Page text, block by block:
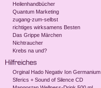
Heilenhandbücher
Quantum Marketing
zugang-zum-selbst
richtiges wirksamens Besten
Das Grippe Märchen
Nichtraucher
Krebs na und?
Orginal Hado Negativ Ion Germanium
Sferics + Sound of Silence CD